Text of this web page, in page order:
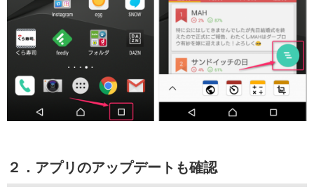
２．アプリのアップデートも確認